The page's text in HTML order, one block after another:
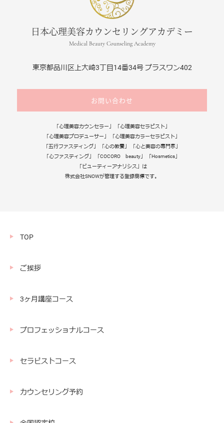
日本心理美容カウンセリングアカデミー
Medical Beauty Counseling Academy
東京都品川区上大崎3丁目14番34号 プラスワン402
お問い合わせ
「心理美容カウンセラー」 「心理美容セラピスト」
「心理美容プロデューサー」 「心理美容カラーセラピスト」
「五行ファスティング」 「心の教養」 「心と美容の専門家」
「心ファスティング」 「COCORO beauty」 「Hosmetics」
「ビューティーアナリシス」は
株式会社SNOWが管理する登録商標です。
TOP
ご挨拶
3ヶ月講座コース
プロフェッショナルコース
セラピストコース
カウンセリング予約